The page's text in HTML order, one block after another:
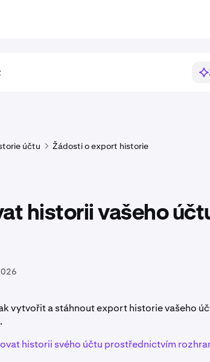
účtu Žádosti o export historie
historii vašeho
vytvořit a stáhnout export historie vašeho
.
historii svého účtu prostřednictvím